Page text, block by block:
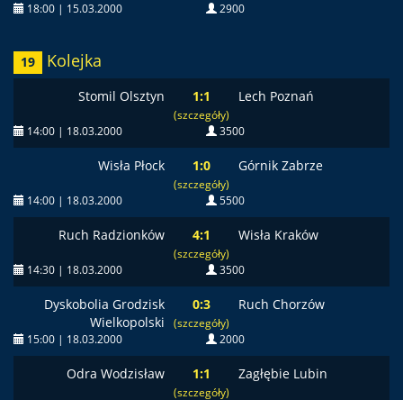
18:00 | 15.03.2000 2900
19 Kolejka
Stomil Olsztyn 1:1
(szczegóły)
Lech Poznań
14:00 | 18.03.2000 3500
Wisła Płock 1:0
(szczegóły)
Górnik Zabrze
14:00 | 18.03.2000 5500
Ruch Radzionków 4:1
(szczegóły)
Wisła Kraków
14:30 | 18.03.2000 3500
Dyskobolia Grodzisk
Wielkopolski
0:3
(szczegóły)
Ruch Chorzów
15:00 | 18.03.2000 2000
Odra Wodzisław 1:1
(szczegóły)
Zagłębie Lubin